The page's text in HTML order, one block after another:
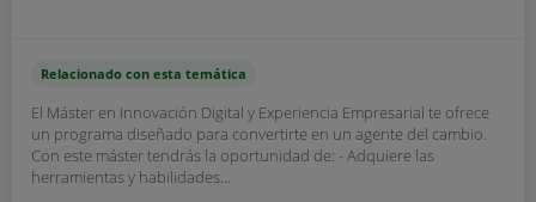
Relacionado con esta temática
El Máster en Innovación Digital y Experiencia Empresarial te ofrece
un programa diseñado para convertirte en un agente del cambio.
Con este máster tendrás la oportunidad de: - Adquiere las
herramientas y habilidades...